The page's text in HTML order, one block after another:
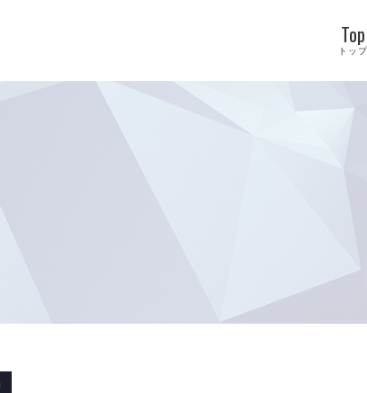
Top
トップ